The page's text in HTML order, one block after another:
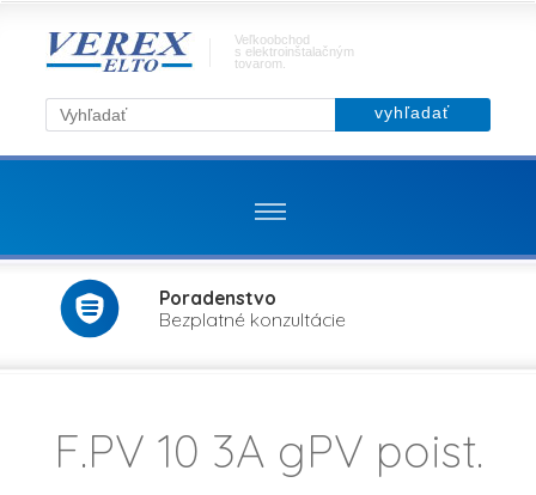
Veľkoobchod
s elektroinštalačným
tovarom.
Poradenstvo
Bezplatné konzultácie
F.PV 10 3A gPV poist.